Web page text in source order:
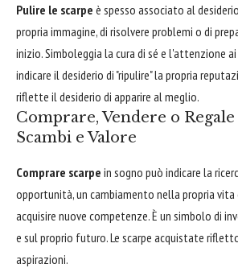
Pulire le scarpe è spesso associato al
propria immagine, di risolvere problemi o di
inizio. Simboleggia la cura di sé e l'attenzione
indicare il desiderio di "ripulire" la propria
riflette il desiderio di apparire al meglio.
Comprare, Vendere o Regale
Scambi e Valore
Comprare scarpe in sogno può indicare la
opportunità, un cambiamento nella propria vita
acquisire nuove competenze. È un simbolo di
e sul proprio futuro. Le scarpe acquistate
aspirazioni.